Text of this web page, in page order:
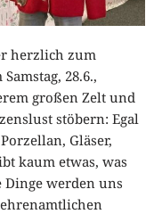
herzlich zum
28.6.,
großen Zelt und
stöbern: Egal
Gläser,
kaum etwas, was
werden uns